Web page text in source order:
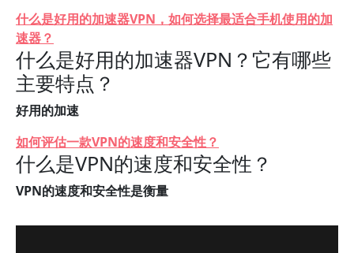
什么是好用的加速器VPN，如何选择最适合手机使用的加
速器？
什么是好用的加速器VPN？它有哪些
主要特点？
好用的加速
如何评估一款VPN的速度和安全性？
什么是VPN的速度和安全性？
VPN的速度和安全性是衡量